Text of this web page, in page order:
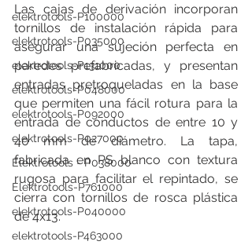
elektrotools-P100000
elektrotools-P035000
elektrotools-P131000
elektrotools-P048000
elektrotools-P092000
elektrotools-P027000
Elektrotools - P038000
Elektrotools-P761000
elektrotools-P040000
elektrotools-P463000
Las cajas de derivación incorporan
tornillos de instalación rápida para
asegurar una sujeción perfecta en
paredes prefabricadas, y presentan
entradas pretroqueladas en la base
que permiten una fácil rotura para la
entrada de conductos de entre 10 y
40 mm de diámetro. La tapa,
fabricada en PS blanco con textura
rugosa para facilitar el repintado, se
cierra con tornillos de rosca plástica
de 4x13.